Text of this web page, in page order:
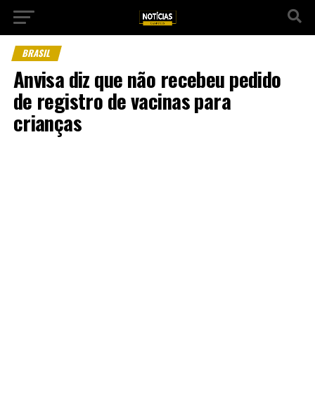
BRASIL
Anvisa diz que não recebeu pedido
de registro de vacinas para
crianças